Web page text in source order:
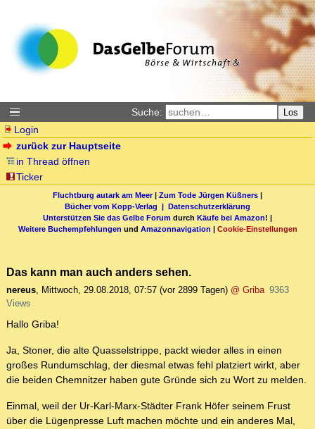
Suche: Los
Login
zurück zur Hauptseite
in Thread öffnen
Ticker
Fluchtburg autark am Meer| Zum Tode Jürgen Küßners |
Bücher vom Kopp-Verlag | Datenschutzerklärung
Unterstützen Sie das Gelbe Forum durch Käufe bei Amazon! |
Weitere Buchempfehlungen und Amazonnavigation | Cookie-Einstellungen
Das kann man auch anders sehen.
nereus, Mittwoch, 29.08.2018, 07:57 (vor 2899 Tagen) @ Griba 9363
Views
Hallo Griba!
Ja, Stoner, die alte Quasselstrippe, packt wieder alles in einen
großes Rundumschlag, der diesmal etwas fehl platziert wirkt, aber
die beiden Chemnitzer haben gute Gründe sich zu Wort zu melden.
Einmal, weil der Ur-Karl-Marx-Städter Frank Höfer seinem Frust
über die Lügenpresse Luft machen möchte und ein anderes Mal,